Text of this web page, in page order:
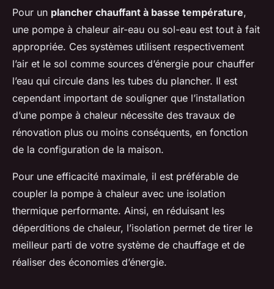
Pour un plancher chauffant à basse température,
une pompe à chaleur air-eau ou sol-eau est tout à fait
appropriée. Ces systèmes utilisent respectivement
l’air et le sol comme sources d’énergie pour chauffer
l’eau qui circule dans les tubes du plancher. Il est
cependant important de souligner que l’installation
d’une pompe à chaleur nécessite des travaux de
rénovation plus ou moins conséquents, en fonction
de la configuration de la maison.
Pour une efficacité maximale, il est préférable de
coupler la pompe à chaleur avec une isolation
thermique performante. Ainsi, en réduisant les
déperditions de chaleur, l’isolation permet de tirer le
meilleur parti de votre système de chauffage et de
réaliser des économies d’énergie.